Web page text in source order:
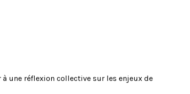
une réflexion collective sur les enjeux de